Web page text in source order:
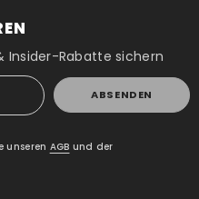
Insider-Rabatte sichern
ABSENDEN
unseren AGB und der